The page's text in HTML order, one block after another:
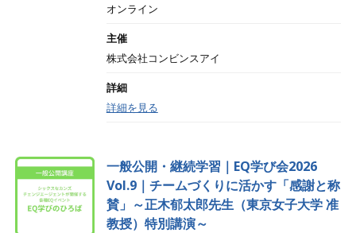
オンライン
主催
株式会社コンビンスアイ
詳細
詳細を見る
一般公開・継続学習｜EQ学び会2026
Vol.9｜チームづくりに活かす「感謝と称
賛」～正木郁太郎先生（東京女子大学 准
教授）特別講演～